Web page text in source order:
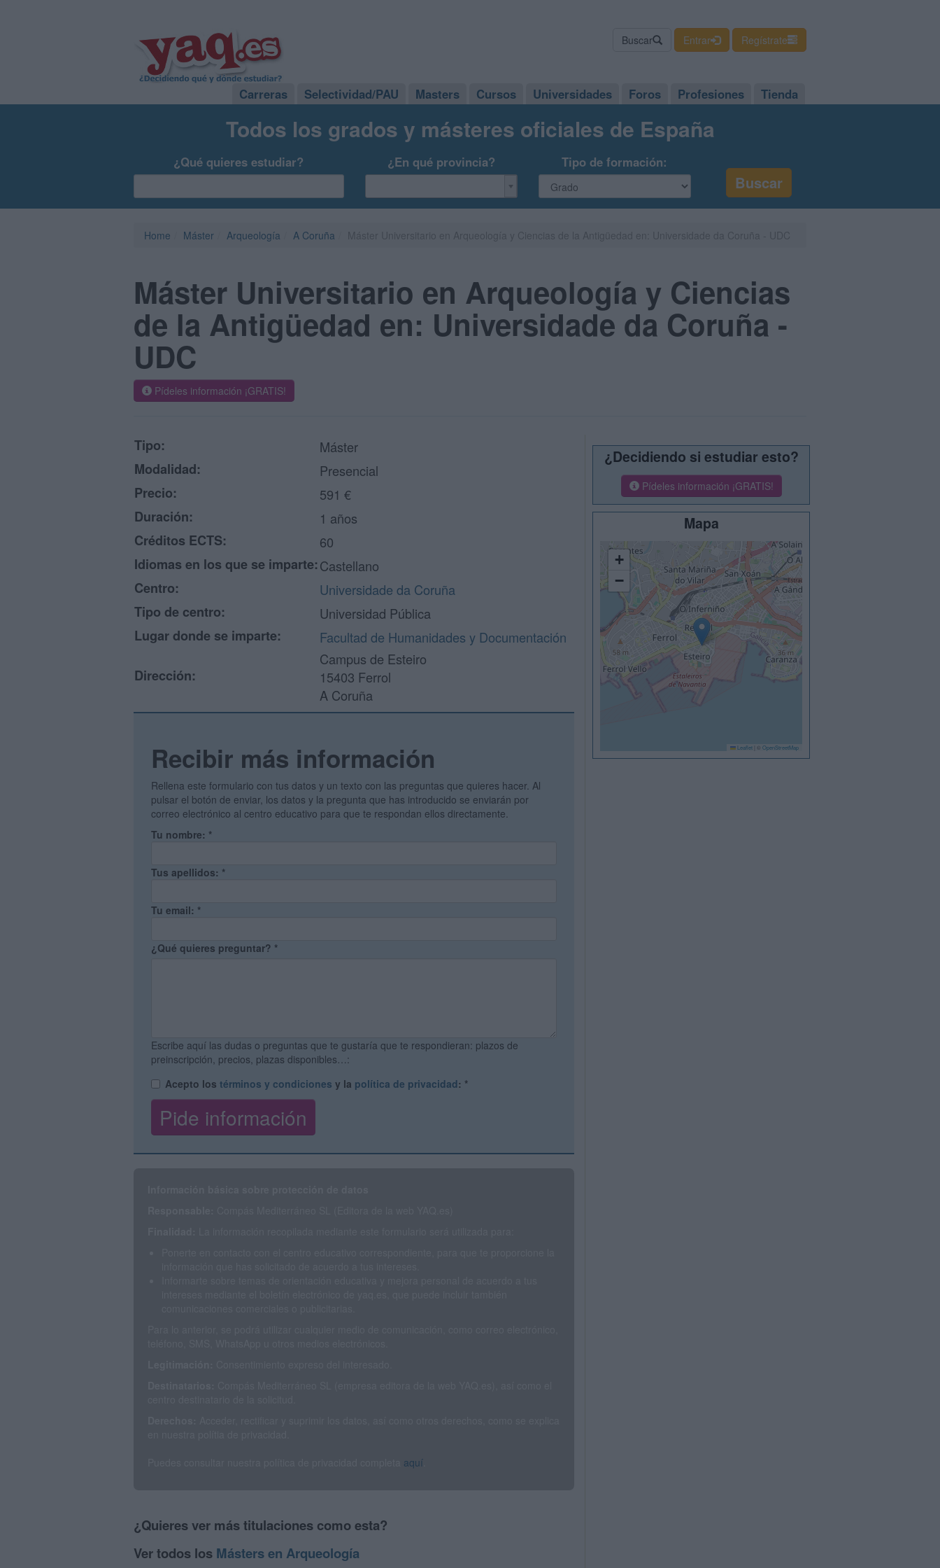
Buscar Entrar Regístrate
Carreras Selectividad/PAU Masters Cursos Universidades Foros Profesiones Tienda
Todos los grados y másteres oficiales de España
¿Qué quieres estudiar? ¿En qué provincia? Tipo de formación:
Home Máster Arqueología A Coruña
Máster Universitario en Arqueología y Ciencias
de la Antigüedad en: Universidade da Coruña -
UDC
Pídeles información ¡GRATIS!
Tipo:
Máster
Modalidad:
Presencial
Precio:
591 €
Duración:
1 años
Créditos ECTS:
60
Idiomas en los que se imparte:Castellano
Centro:
Universidade da Coruña
Tipo de centro:
Universidad Pública
Lugar donde se imparte:
Facultad de Humanidades y Documentación
Dirección:
Campus de Esteiro
15403 Ferrol
A Coruña
Recibir más información
Rellena este formulario con tus datos y un texto con las preguntas que quieres hacer. Al
pulsar el botón de enviar, los datos y la pregunta que has introducido se enviarán por
correo electrónico al centro educativo para que te respondan ellos directamente.
Tu nombre: *
Tus apellidos: *
Tu email: *
¿Qué quieres preguntar? *
Escribe aquí las dudas o preguntas que te gustaría que te respondieran: plazos de
preinscripción, precios, plazas disponibles…:
Acepto los términos y condiciones y la política de privacidad: *
aquí
¿Quieres ver más titulaciones como esta?
Ver todos los Másters en Arqueología
¿Decidiendo si estudiar esto?
Pídeles información ¡GRATIS!
Mapa
+
−
Leaflet © OpenStreetMap